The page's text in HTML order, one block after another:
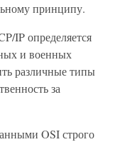
принципу.
IP определяется
и военных
различные типы
за
OSI строго